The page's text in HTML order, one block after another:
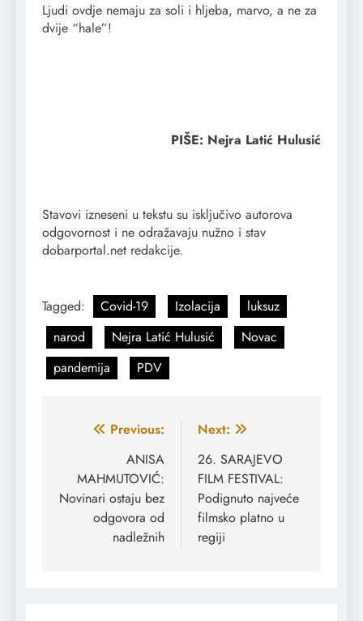
Ljudi ovdje nemaju za soli i hljeba, marvo, a ne za
dvije “hale”!
PIŠE: Nejra Latić Hulusić
Stavovi izneseni u tekstu su isključivo autorova
odgovornost i ne odražavaju nužno i stav
dobarportal.net redakcije.
Tagged: Covid-19 Izolacija
luksuz
narod
Nejra Latić Hulusić
Novac
pandemija
PDV
Navigacija
Previous:
ANISA
MAHMUTOVIĆ:
Novinari ostaju bez
odgovora od
nadležnih
Next:
26. SARAJEVO
FILM FESTIVAL:
Podignuto najveće
filmsko platno u
regiji